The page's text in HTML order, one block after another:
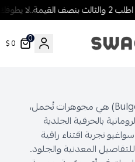
العرض!
0 $
حقائب "بولغاري" (Bulgari) هي مجوهرات تُحمل،
بالحرفية الجلدية
تجربة اقتناء راقية
المعدنية والجلود.